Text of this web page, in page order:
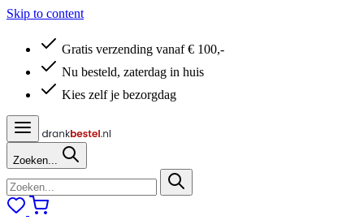
Skip to content
Gratis verzending vanaf € 100,-
Nu besteld, zaterdag in huis
Kies zelf je bezorgdag
Zoeken...